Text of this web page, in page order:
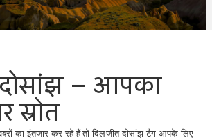
– आपका
स्रोत
का इंतजार कर रहे हैं तो दिलजीत दोसांझ टैग आपके लिए